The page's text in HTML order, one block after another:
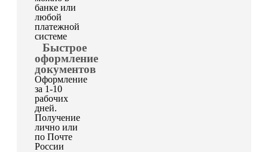
банке или
любой
платежной
системе
Быстрое
оформление
документов
Оформление
за 1-10
рабочих
дней.
Получение
лично или
по Почте
России